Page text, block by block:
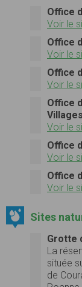
Office
Voir le
Office
Voir le
Office
Voir le
Office
Villages
Voir le
Office
Voir le
Office
Voir le
Sites
Grotte
La
située
de